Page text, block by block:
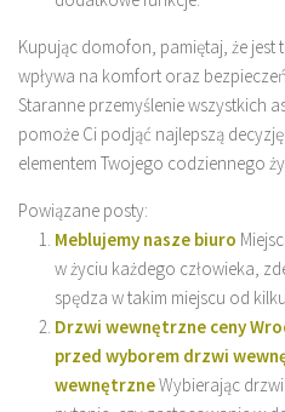
Kupując domofon, pamiętaj, że
wpływa na komfort oraz
Staranne przemyślenie wszystkich
pomoże Ci podjąć najlepszą
elementem Twojego codziennego
Powiązane posty:
Meblujemy nasze biuro
w życiu każdego człowieka,
spędza w takim miejscu od
Drzwi wewnętrzne ceny
przed wyborem drzwi
wewnętrzneWybierając